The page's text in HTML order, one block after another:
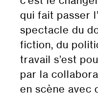
qui fait passer
spectacle du
fiction, du
travail s’est
par la
en scène avec